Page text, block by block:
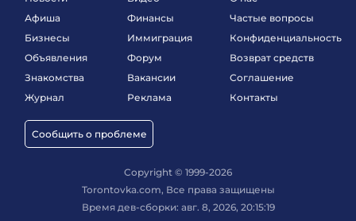
Афиша
Бизнесы
Объявления
Знакомства
Журнал
Сообщить о проблеме
Финансы
Иммиграция
Форум
Вакансии
Реклама
Частые вопросы
Конфиденциальность
Возврат средств
Соглашение
Контакты
Copyright © 1999-2026
Torontovka.com, Все права защищены
Время дев-сборки: авг. 8, 2026, 20:15:19